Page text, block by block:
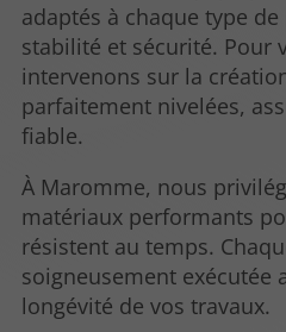
adaptés à chaque type
stabilité et sécurité. Pour
intervenons sur la
parfaitement nivelées,
fiable.
À Maromme, nous
matériaux performants
résistent au temps.
soigneusement exécutée
longévité de vos travaux.